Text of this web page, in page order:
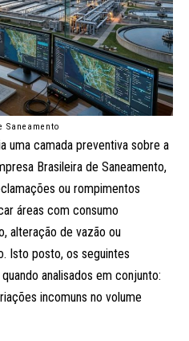
Saneamento
uma camada preventiva sobre a
Brasileira de Saneamento,
ou rompimentos
áreas com consumo
alteração de vazão ou
Isto posto, os seguintes
analisados em conjunto:
incomuns no volume